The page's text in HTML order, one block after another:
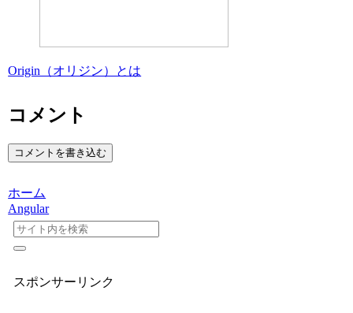
Origin（オリジン）とは
コメント
コメントを書き込む
ホーム
Angular
スポンサーリンク